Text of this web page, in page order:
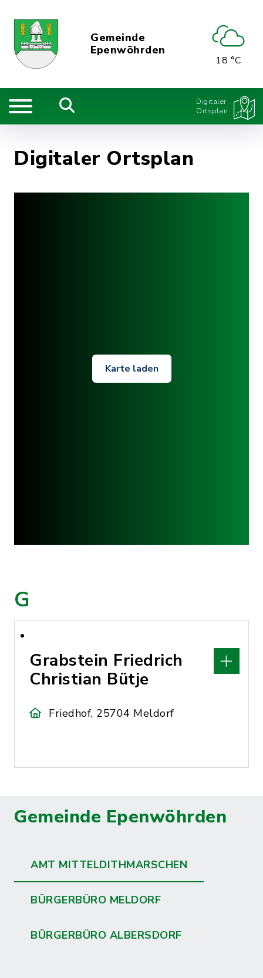
Gemeinde
Epenwöhrden
18 °C
Digitaler
Ortsplan
Digitaler Ortsplan
Karte laden
G
Grabstein Friedrich
Christian Bütje
Friedhof, 25704 Meldorf
Gemeinde Epenwöhrden
AMT MITTELDITHMARSCHEN
BÜRGERBÜRO MELDORF
BÜRGERBÜRO ALBERSDORF